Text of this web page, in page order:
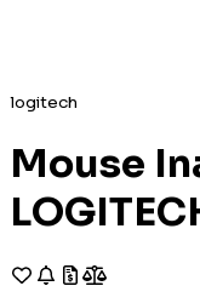
logitech
Mouse